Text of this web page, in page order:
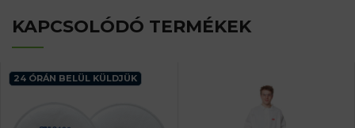
KAPCSOLÓDÓ TERMÉKEK
24 ÓRÁN BELÜL KÜLDJÜK